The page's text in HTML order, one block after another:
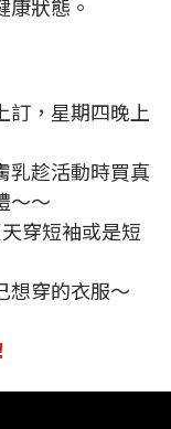
狀態。
訂，星期四晚上
乳趁活動時買真
～～
穿短袖或是短
想穿的衣服～